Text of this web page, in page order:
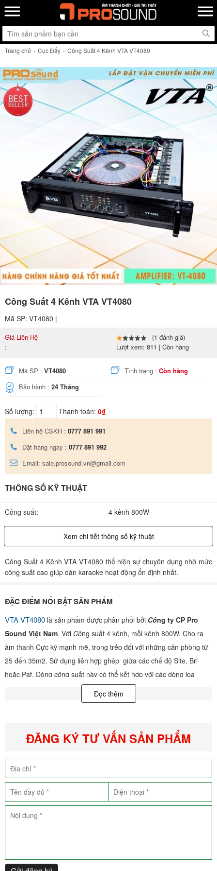
Trang chủ Cục Đẩy Công Suất 4 Kênh VTA VT4080
Công Suất 4 Kênh VTA VT4080
Mã SP: VT4080 |
Giá Liên Hệ
:
(1 đánh giá)
Lượt xem: 811 | Còn hàng
Mã SP : VT4080 Tình trạng :Còn hàng
Bảo hành : 24 Tháng
Số lượng: Thanh toán: 0₫
Liên hệ CSKH : 0777 891 991
Đặt hàng ngay : 0777 891 992
Email: sale.prosound.vn@gmail.com
THÔNG SỐ KỸ THUẬT
Công suất: 4 kênh 800W
Xem chi tiết thông số kỹ thuật
Công Suất 4 Kênh VTA VT4080 thể hiện sự chuyên dụng nhờ mức
công suất cao giúp dàn karaoke hoạt động ổn định nhất.
ĐẶC ĐIỂM NỔI BẬT SẢN PHẨM
VTA VT4080 là sản phẩm được phân phối bởi Công ty CP Pro
Sound Việt Nam. Với Công suất 4 kênh, mỗi kênh 800W. Cho ra
âm thanh Cực kỳ mạnh mẽ, trong trẻo đối với những căn phòng từ
25 đến 35m2. Sử dụng liên hợp ghép giữa các chế độ Site, Bri
hoặc Paf. Dòng công suất này có thể kết hợp với các dòng loa
ng suất tương ứng. Đây là giải
tiết kiệm chi phí cho các chủ đầu tư chuyên phòng hát Karaoke,
Đọc thêm
ĐĂNG KÝ TƯ VẤN SẢN PHẨM